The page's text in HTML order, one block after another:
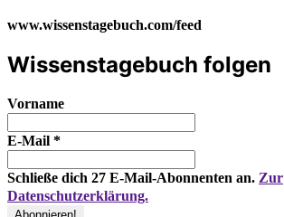
www.wissenstagebuch.com/feed
Wissenstagebuch folgen
Vorname
E-Mail *
Schließe dich 27 E-Mail-Abonnenten an. Zur
Datenschutzerklärung.